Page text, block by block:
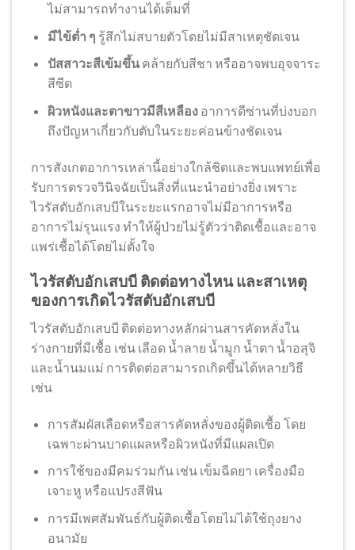
ไม่สามารถทำงานได้เต็มที่
มีไข้ต่ำ ๆ รู้สึกไม่สบายตัวโดยไม่มีสาเหตุชัดเจน
ปัสสาวะสีเข้มขึ้นคล้ายกับสีชา หรืออาจพบอุจจาระ
สีซีด
ผิวหนังและตาขาวมีสีเหลืองอาการดีซ่านที่บ่งบอก
ถึงปัญหาเกี่ยวกับตับในระยะค่อนข้างชัดเจน
การสังเกตอาการเหล่านี้อย่างใกล้ชิดและพบแพทย์เพื่อ
รับการตรวจวินิจฉัยเป็นสิ่งที่แนะนำอย่างยิ่ง เพราะ
ไวรัสตับอักเสบบีในระยะแรกอาจไม่มีอาการหรือ
อาการไม่รุนแรง ทำให้ผู้ป่วยไม่รู้ตัวว่าติดเชื้อและอาจ
แพร่เชื้อได้โดยไม่ตั้งใจ
ไวรัสตับอักเสบบี ติดต่อทางไหน และสาเหตุ
ของการเกิดไวรัสตับอักเสบบี
ไวรัสตับอักเสบบี ติดต่อทางหลักผ่านสารคัดหลั่งใน
ร่างกายที่มีเชื้อ เช่น เลือด น้ำลาย น้ำมูก น้ำตา น้ำอสุจิ
และน้ำนมแม่ การติดต่อสามารถเกิดขึ้นได้หลายวิธี
เช่น
การสัมผัสเลือดหรือสารคัดหลั่งของผู้ติดเชื้อ โดย
เฉพาะผ่านบาดแผลหรือผิวหนังที่มีแผลเปิด
การใช้ของมีคมร่วมกัน เช่น เข็มฉีดยา เครื่องมือ
เจาะหู หรือแปรงสีฟัน
การมีเพศสัมพันธ์กับผู้ติดเชื้อโดยไม่ได้ใช้ถุงยาง
อนามัย